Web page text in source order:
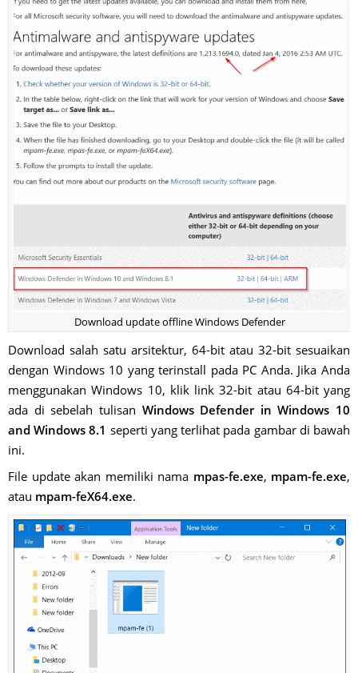
Download update offline Windows Defender
Download salah satu arsitektur, 64-bit atau 32-bit sesuaikan
dengan Windows 10 yang terinstall pada PC Anda. Jika Anda
menggunakan Windows 10, klik link 32-bit atau 64-bit yang
ada di sebelah tulisan Windows Defender in Windows 10
and Windows 8.1 seperti yang terlihat pada gambar di bawah
ini.
File update akan memiliki nama mpas-fe.exe, mpam-fe.exe,
atau mpam-feX64.exe.